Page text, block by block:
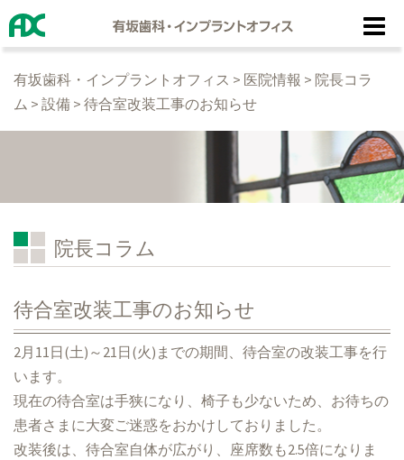
コ
ン
ン
へ
ッ
プ
有坂歯科・インプラントオフィス > 医院情報 > 院長コラ
ム > 設備 > 待合室改装工事のお知らせ
院長コラム
待合室改装工事のお知らせ
2月11日(土)～21日(火)までの期間、待合室の改装工事を行
います。
現在の待合室は手狭になり、椅子も少ないため、お待ちの
患者さまに大変ご迷惑をおかけしておりました。
改装後は、待合室自体が広がり、座席数も2.5倍になりま